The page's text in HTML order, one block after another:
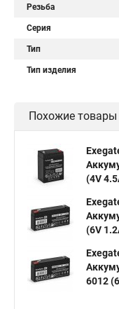
Резьба
Серия
Тип
Тип изделия
Похожие товары
(4V
(6V
6012